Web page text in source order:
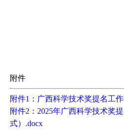
附件
附件1：广西科学技术奖提名工
附件2：2025年广西科学技术奖
式）.docx